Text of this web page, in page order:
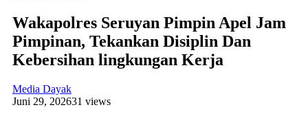
Wakapolres Seruyan Pimpin Apel Jam
Pimpinan, Tekankan Disiplin Dan
Kebersihan lingkungan Kerja
Media Dayak
Juni 29, 202631 views